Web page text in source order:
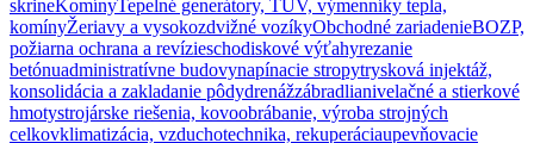
skrineKomínyTepelné generátory, TÚV, výmenníky tepla,
komínyŽeriavy a vysokozdvižné vozíkyObchodné zariadenieBOZP,
požiarna ochrana a revízieschodiskové výťahyrezanie
betónuadministratívne budovynapínacie stropytrysková injektáž,
konsolidácia a zakladanie pôdydrenážzábradlianivelačné a stierkové
hmotystrojárske riešenia, kovoobrábanie, výroba strojných
celkovklimatizácia, vzduchotechnika, rekuperáciaupevňovacie